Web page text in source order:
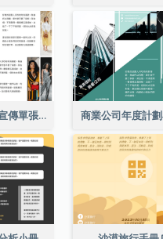
秋季新品到店宣傳單張(附圖)